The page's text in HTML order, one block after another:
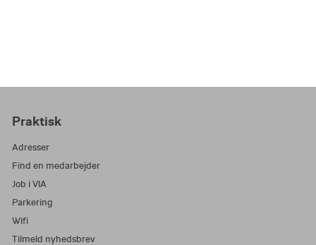
Praktisk
Adresser
Find en medarbejder
Job i VIA
Parkering
Wifi
Tilmeld nyhedsbrev